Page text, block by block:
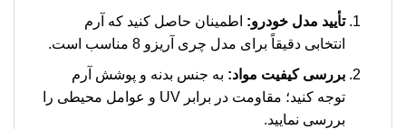
تأیید مدل خودرو: اطمینان حاصل کنید که آرم
انتخابی دقیقاً برای مدل چری آریزو 8 مناسب است.
بررسی کیفیت مواد: به جنس بدنه و پوشش آرم
توجه کنید؛ مقاومت در برابر UV و عوامل محیطی را
بررسی نمایید.